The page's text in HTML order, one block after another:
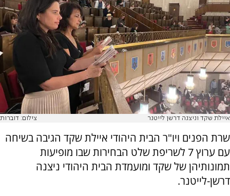
איילת שקד וניצנה דרשן לייטנר צילום: דוברות
שרת הפנים ויו"ר הבית היהודי איילת שקד הגיבה בשיחה
עם ערוץ 7 לשריפת שלט הבחירות שבו מופיעות
תמונותיהן של שקד ומועמדת הבית היהודי ניצנה
דרשן-לייטנר.